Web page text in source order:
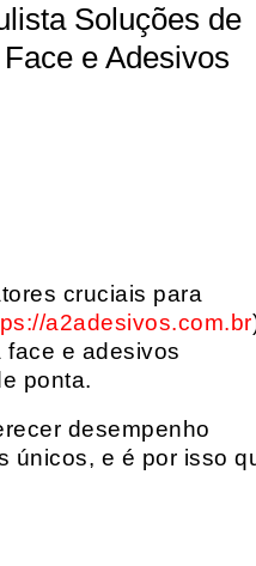
Soluções de
e Adesivos
cruciais para
a2adesivos.com.br
e adesivos
ponta.
desempenho
únicos, e é por isso